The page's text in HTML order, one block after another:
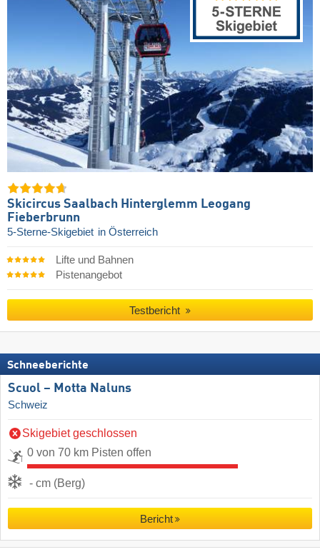
Skicircus Saalbach Hinterglemm Leogang
Fieberbrunn
5-Sterne-Skigebiet in Österreich
Lifte und Bahnen
Pistenangebot
Testbericht
Schneeberichte
Scuol – Motta Naluns
Schweiz
Skigebiet geschlossen
0 von 70 km Pisten offen
- cm (Berg)
Bericht